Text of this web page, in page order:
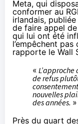
Meta, qui
conformer au
irlandais,
de faire appel
qui lui ont été
l’empêchent
rapporte le Wall
«
de refus
nouvelles
des années. »
Près du quart